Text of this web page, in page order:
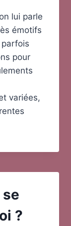
lui parle
émotifs
pour
variées,
?